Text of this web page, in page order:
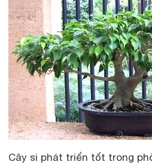
Cây si phát triển tốt trong